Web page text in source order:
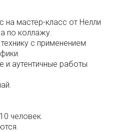
на мастер-класс от Нелли
по коллажу.
с применением
и аутентичные работы
человек.